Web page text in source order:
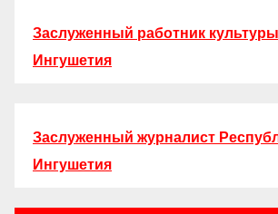
Заслуженный работник
Ингушетия
Заслуженный журналист
Ингушетия